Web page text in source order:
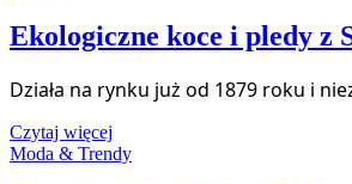
Ekologiczne koce i pledy z
Działa na rynku już od 1879 roku i
Czytaj więcej
Moda & Trendy